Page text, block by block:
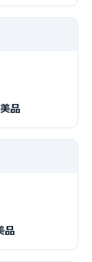
品
品